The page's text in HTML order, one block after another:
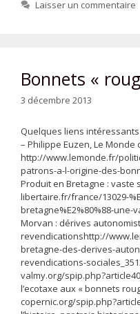
Laisser un commentaire
Bonnets «
3 décembre 2013
Quelques liens
– Philippe Euzen, Le Monde
http://www.lemonde.fr/
patrons-a-l-origine-des-
Produit en Bretagne :
libertaire.fr/france/13029-
bretagne%E2%80%88-
Morvan : dérives
revendicationshttp://
bretagne-des-derives-
revendications-
valmy.org/
l’ecotaxe aux « bonnets
copernic.org/